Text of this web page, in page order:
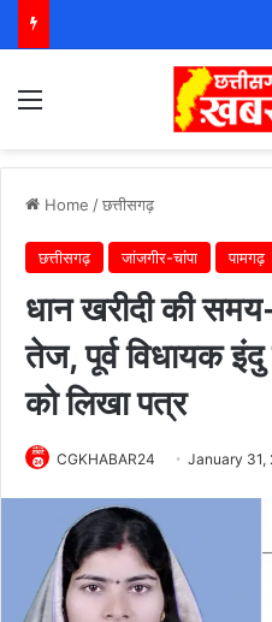
Home /छत्तीसगढ़
छत्तीसगढ़ जांजगीर-चांपा पामगढ़
धान खरीदी की
तेज, पूर्व विधायक
को लिखा पत्र
CGKHABAR24 January 31,